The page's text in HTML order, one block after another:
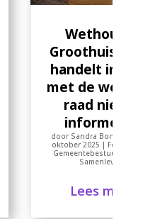
Wethouder
Groothuis
handelt in strijd
met de wet
raad niet te
informeren
door Sandra Bonestroo
oktober 2025 | Feitencheck
Gemeentebestuur
Samenleving
Lees meer